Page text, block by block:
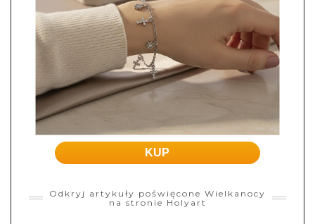
KUP
Odkryj artykuły poświęcone Wielkanocy
na stronie Holyart